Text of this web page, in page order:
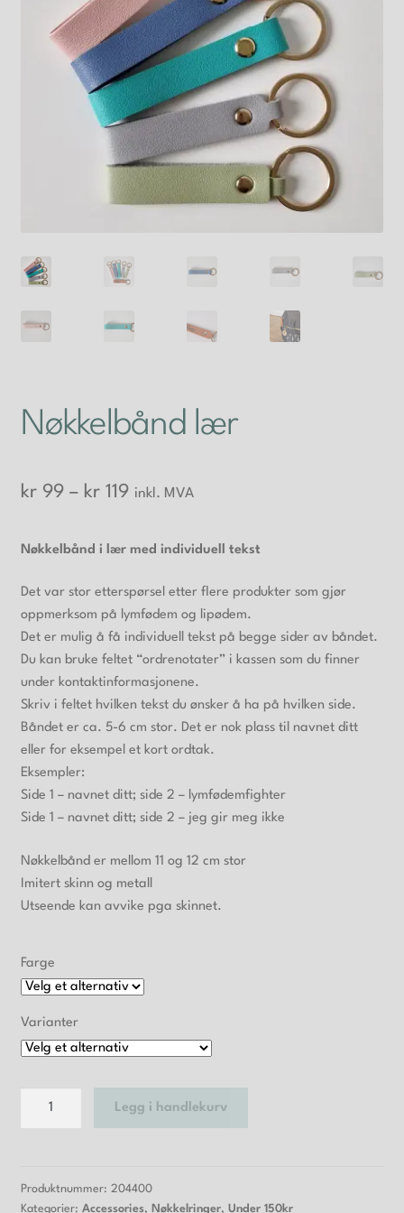
Til kassen
Nyhetsbrev
Personvernerklæring
Nøkkelbånd lær
kr99 – kr119Prisområde:
til
kr 119
inkl. MVA
Nøkkelbånd i lær med individuell tekst
Det var stor etterspørsel etter flere produkter som gjør
oppmerksom på lymfødem og lipødem.
Det er mulig å få individuell tekst på begge sider av båndet.
Du kan bruke feltet “ordrenotater” i kassen som du finner
under kontaktinformasjonene.
Skriv i feltet hvilken tekst du ønsker å ha på hvilken side.
Båndet er ca. 5-6 cm stor. Det er nok plass til navnet ditt
eller for eksempel et kort ordtak.
Eksempler:
Side 1 – navnet ditt; side 2 – lymfødemfighter
Side 1 – navnet ditt; side 2 – jeg gir meg ikke
Nøkkelbånd er mellom 11 og 12 cm stor
Imitert skinn og metall
Utseende kan avvike pga skinnet.
Farge
Varianter
Nøkkelbånd
Legg i handlekurv
Produktnummer: 204400
Kategorier: Accessories, Nøkkelringer, Under 150kr